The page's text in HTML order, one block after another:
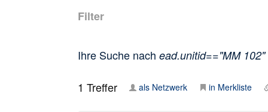
Filter
Ihre Suche nach ead.unitid=="MM 102"
1 Treffer als Netzwerk in Merkliste